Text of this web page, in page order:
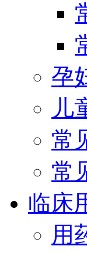
孕
儿
常
常
临床
用